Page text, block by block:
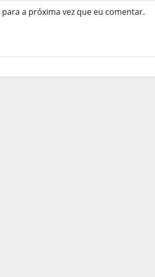
a próxima vez que eu comentar.